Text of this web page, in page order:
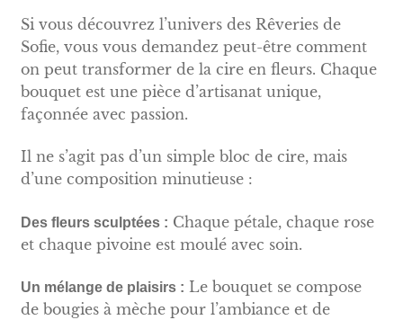
Si vous découvrez l’univers des Rêveries de
Sofie, vous vous demandez peut-être comment
on peut transformer de la cire en fleurs. Chaque
bouquet est une pièce d’artisanat unique,
façonnée avec passion.
Il ne s’agit pas d’un simple bloc de cire, mais
d’une composition minutieuse :
Des fleurs sculptées : Chaque pétale, chaque rose
et chaque pivoine est moulé avec soin.
Un mélange de plaisirs : Le bouquet se compose
de bougies à mèche pour l’ambiance et de